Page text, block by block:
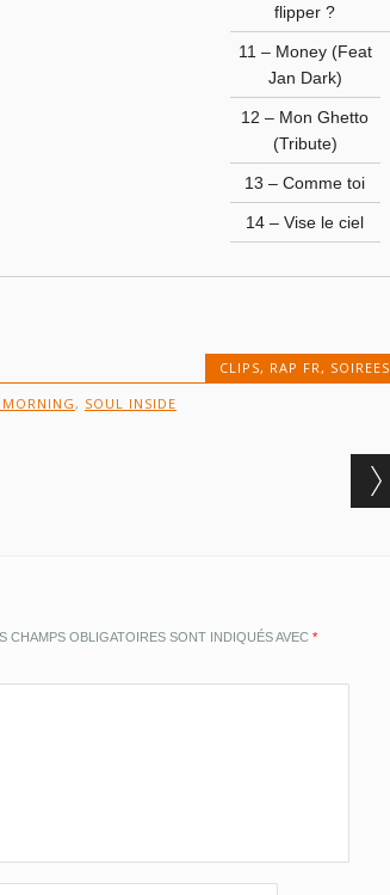
flipper ?
11 – Money (Feat
Jan Dark)
12 – Mon Ghetto
(Tribute)
13 – Comme toi
14 – Vise le ciel
CLIPS, RAP FR, SOIREES
MORNING, SOUL INSIDE
CHAMPS OBLIGATOIRES SONT INDIQUÉS AVEC *